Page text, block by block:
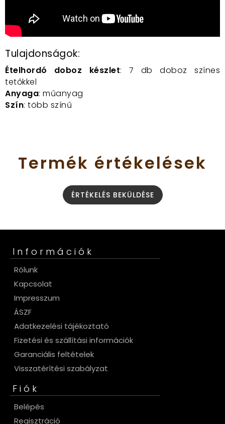
Tulajdonságok:
Ételhordó doboz készlet: 7 db doboz színes
tetőkkel
Anyaga: műanyag
Szín: több színű
Termék értékelések
ÉRTÉKELÉS BEKÜLDÉSE
Információk
Rólunk
Kapcsolat
Impresszum
ÁSZF
Adatkezelési tájékoztató
Fizetési és szállítási információk
Garanciális feltételek
Visszatérítési szabályzat
Fiók
Belépés
Regisztráció